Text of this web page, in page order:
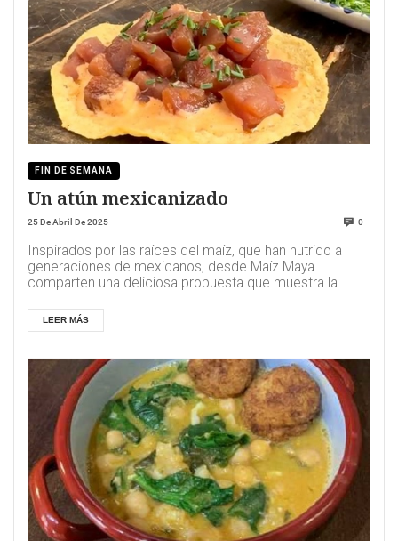
FIN DE SEMANA
Un atún mexicanizado
25 De Abril De 2025 0
Inspirados por las raíces del maíz, que han nutrido a
generaciones de mexicanos, desde Maíz Maya
comparten una deliciosa propuesta que muestra la...
LEER MÁS